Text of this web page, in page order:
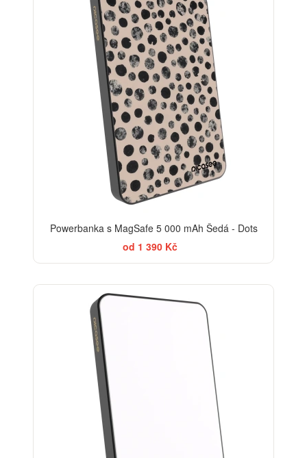
Powerbanka s MagSafe 5 000 mAh Šedá - Dots
od 1 390 Kč